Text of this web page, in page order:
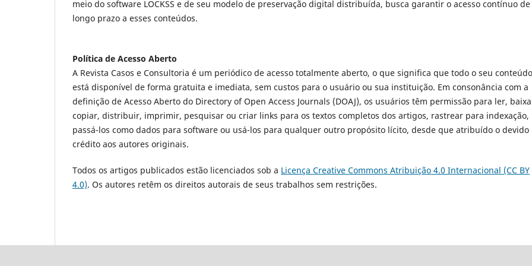
meio do software LOCKSS e de seu modelo de preservação digital distribuída, busca garantir o acesso contínuo de
longo prazo a esses conteúdos.
Política de Acesso Aberto
A Revista Casos e Consultoria é um periódico de acesso totalmente aberto, o que significa que todo o seu conteúdo
está disponível de forma gratuita e imediata, sem custos para o usuário ou sua instituição. Em consonância com a
definição de Acesso Aberto do Directory of Open Access Journals (DOAJ), os usuários têm permissão para ler,
copiar, distribuir, imprimir, pesquisar ou criar links para os textos completos dos artigos, rastrear para indexação,
passá-los como dados para software ou usá-los para qualquer outro propósito lícito, desde que atribuído o devido
crédito aos autores originais.
Todos os artigos publicados estão licenciados sob a Licença Creative Commons Atribuição 4.0 Internacional (CC BY
4.0). Os autores retêm os direitos autorais de seus trabalhos sem restrições.